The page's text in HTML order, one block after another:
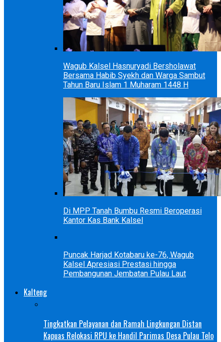
Wagub Kalsel Hasnuryadi Bersholawat
Bersama Habib Syekh dan Warga Sambut
Tahun Baru Islam 1 Muharam 1448 H
Di MPP Tanah Bumbu Resmi Beroperasi
Kantor Kas Bank Kalsel
Puncak Harjad Kotabaru ke-76, Wagub
Kalsel Apresiasi Prestasi hingga
Pembangunan Jembatan Pulau Laut
Kalteng
Tingkatkan Pelayanan dan Ramah Lingkungan Distan
Kapuas Relokasi RPU ke Handil Parimas Desa Pulau Telo